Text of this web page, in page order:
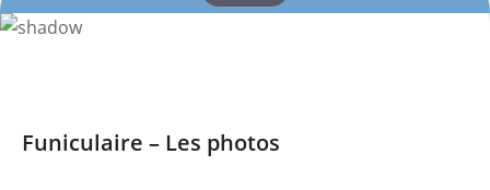
Skip
Funiculaire – Les photos